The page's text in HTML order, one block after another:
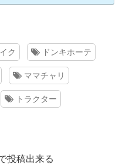
ク ドンキホーテ
ママチャリ
トラクター
投稿出来る